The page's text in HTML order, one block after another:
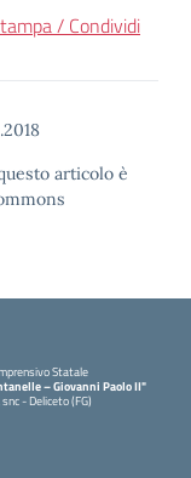
/ Condividi
articolo è
Statale
– Giovanni Paolo II"
- Deliceto (FG)